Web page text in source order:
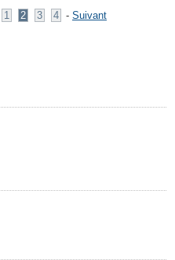
1 2 3 4 - Suivant